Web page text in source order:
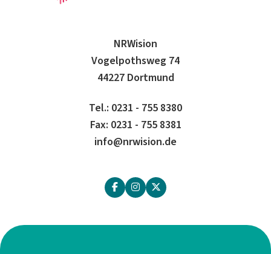
NRWision
Vogelpothsweg 74
44227 Dortmund
Tel.: 0231 - 755 8380
Fax: 0231 - 755 8381
info@nrwision.de